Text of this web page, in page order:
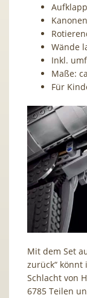
Wände
Inkl.
Maße:
Für
Mit dem Set
zurück“ könnt
Schlacht von
6785 Teilen